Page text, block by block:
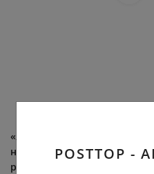
«Я работаю уборщицей, не
надевая одежды. Вот как
реагируют клиенты, когда
POSTTOP -